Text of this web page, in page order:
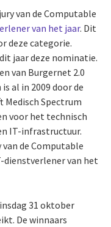
van de Computable
van het jaar. Dit
deze categorie.
jaar deze nominatie.
van Burgernet 2.0
al in 2009 door de
Spectrum
voor het technisch
IT-infrastructuur.
van de Computable
dienstverlener van het
31 oktober
De winnaars